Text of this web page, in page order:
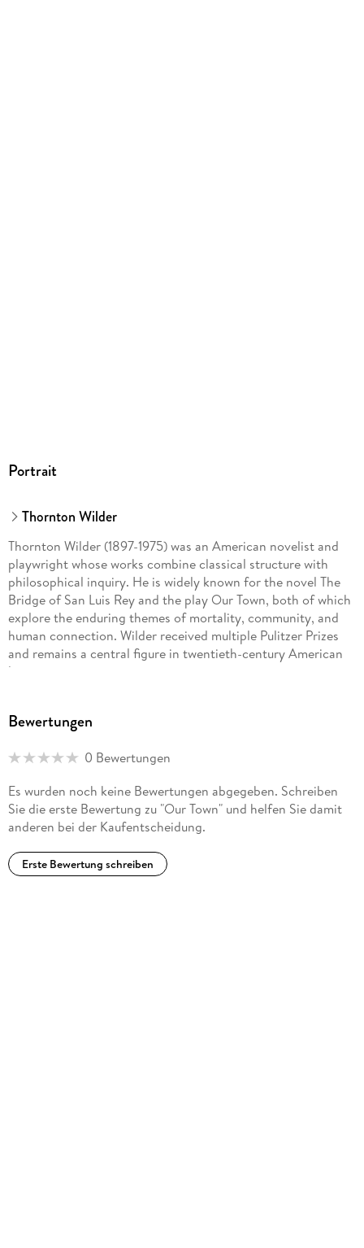
Portrait
Thornton Wilder
Thornton Wilder (1897-1975) was an American novelist and
playwright whose works combine classical structure with
philosophical inquiry. He is widely known for the novel The
Bridge of San Luis Rey and the play Our Town, both of which
explore the enduring themes of mortality, community, and
human connection. Wilder received multiple Pulitzer Prizes
and remains a central figure in twentieth-century American
literature.
Bewertungen
0 Bewertungen
Es wurden noch keine Bewertungen abgegeben. Schreiben
Sie die erste Bewertung zu "Our Town" und helfen Sie damit
anderen bei der Kaufentscheidung.
Erste Bewertung schreiben